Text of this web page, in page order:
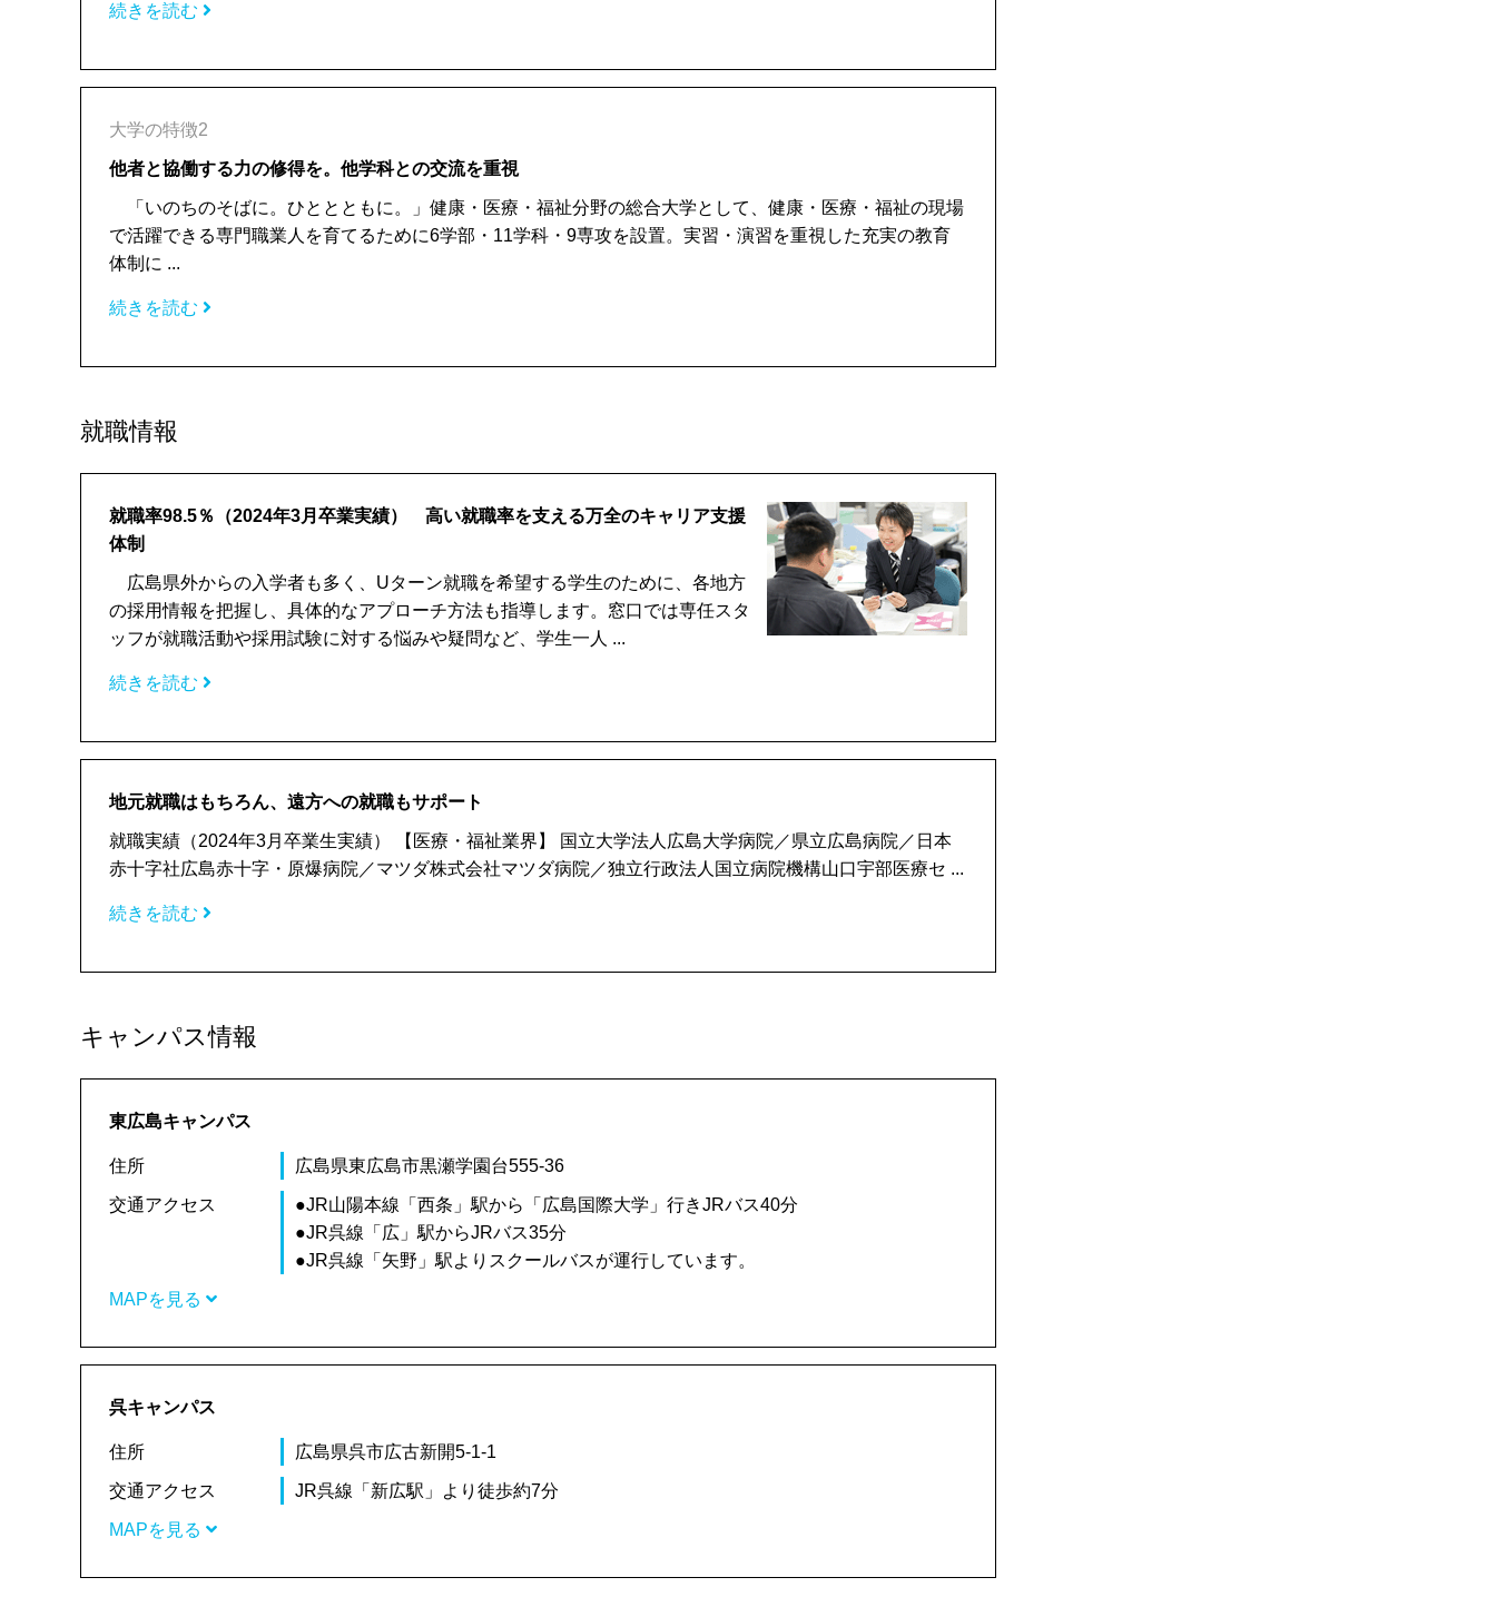
続きを読む
大学の特徴2
他者と協働する力の修得を。他学科との交流を重視
「いのちのそばに。ひととともに。」健康・医療・福祉分野の総合大学として、健康・医療・福祉の現場
で活躍できる専門職業人を育てるために6学部・11学科・9専攻を設置。実習・演習を重視した充実の教育
体制に ...
続きを読む
就職情報
就職率98.5％（2024年3月卒業実績） 高い就職率を支える万全のキャリア支援
体制
広島県外からの入学者も多く、Uターン就職を希望する学生のために、各地方
の採用情報を把握し、具体的なアプローチ方法も指導します。窓口では専任スタ
ッフが就職活動や採用試験に対する悩みや疑問など、学生一人 ...
続きを読む
地元就職はもちろん、遠方への就職もサポート
就職実績（2024年3月卒業生実績） 【医療・福祉業界】 国立大学法人広島大学病院／県立広島病院／日本
赤十字社広島赤十字・原爆病院／マツダ株式会社マツダ病院／独立行政法人国立病院機構山口宇部医療セ ...
続きを読む
キャンパス情報
東広島キャンパス
住所 広島県東広島市黒瀬学園台555-36
交通アクセス
●JR山陽本線「西条」駅から「広島国際大学」行きJRバス40分
●JR呉線「広」駅からJRバス35分
●JR呉線「矢野」駅よりスクールバスが運行しています。
MAPを見る
呉キャンパス
住所 広島県呉市広古新開5-1-1
交通アクセス JR呉線「新広駅」より徒歩約7分
MAPを見る